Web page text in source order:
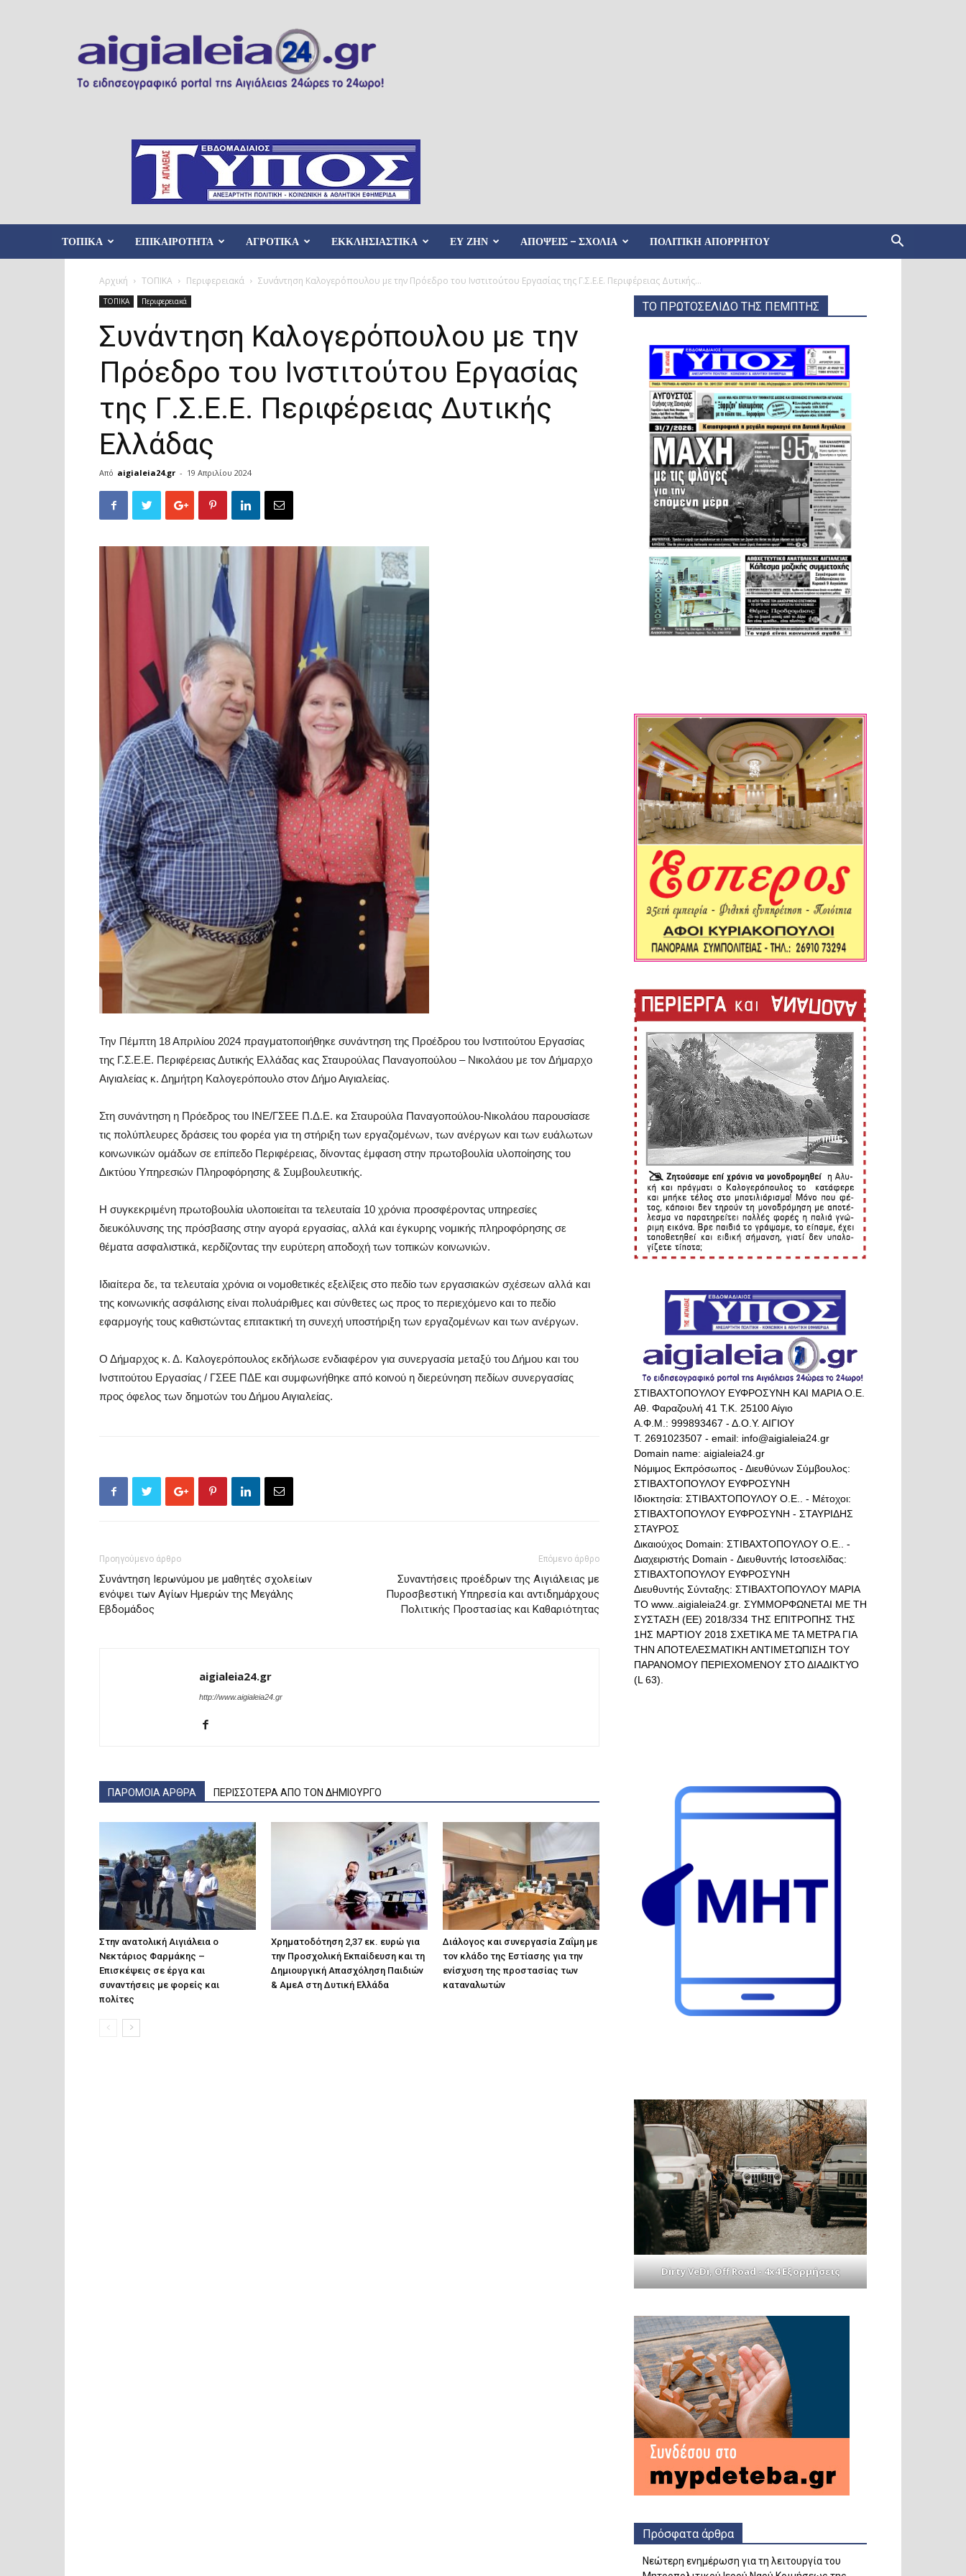
ΤΟΠΙΚΑ ΕΠΙΚΑΙΡΟΤΗΤΑ ΑΓΡΟΤΙΚΑ ΕΚΚΛΗΣΙΑΣΤΙΚΑ ΕΥ ΖΗΝ ΑΠΟΨΕΙΣ – ΣΧΟΛΙΑ ΠΟΛΙΤΙΚΉ ΑΠΟΡΡΉΤΟΥ
Αρχική ΤΟΠΙΚΑ Περιφερειακά Συνάντηση Καλογερόπουλου με την Πρόεδρο του Ινστιτούτου Εργασίας της Γ.Σ.Ε.Ε. Περιφέρειας Δυτικής...
ΤΟΠΙΚΑ Περιφερειακά
Συνάντηση Καλογερόπουλου με την
Πρόεδρο του Ινστιτούτου Εργασίας
της Γ.Σ.Ε.Ε. Περιφέρειας Δυτικής
Ελλάδας
Από aigialeia24.gr - 19 Απριλίου 2024
Την Πέμπτη 18 Απριλίου 2024 πραγματοποιήθηκε συνάντηση της Προέδρου του Ινστιτούτου Εργασίας
της Γ.Σ.Ε.Ε. Περιφέρειας Δυτικής Ελλάδας κας Σταυρούλας Παναγοπούλου – Νικολάου με τον Δήμαρχο
Αιγιαλείας κ. Δημήτρη Καλογερόπουλο στον Δήμο Αιγιαλείας.
Στη συνάντηση η Πρόεδρος του ΙΝΕ/ΓΣΕΕ Π.Δ.Ε. κα Σταυρούλα Παναγοπούλου-Νικολάου παρουσίασε
τις πολύπλευρες δράσεις του φορέα για τη στήριξη των εργαζομένων, των ανέργων και των ευάλωτων
κοινωνικών ομάδων σε επίπεδο Περιφέρειας, δίνοντας έμφαση στην πρωτοβουλία υλοποίησης του
Δικτύου Υπηρεσιών Πληροφόρησης & Συμβουλευτικής.
Η συγκεκριμένη πρωτοβουλία υλοποιείται τα τελευταία 10 χρόνια προσφέροντας υπηρεσίες
διευκόλυνσης της πρόσβασης στην αγορά εργασίας, αλλά και έγκυρης νομικής πληροφόρησης σε
θέματα ασφαλιστικά, κερδίζοντας την ευρύτερη αποδοχή των τοπικών κοινωνιών.
Ιδιαίτερα δε, τα τελευταία χρόνια οι νομοθετικές εξελίξεις στο πεδίο των εργασιακών σχέσεων αλλά και
της κοινωνικής ασφάλισης είναι πολυάριθμες και σύνθετες ως προς το περιεχόμενο και το πεδίο
εφαρμογής τους καθιστώντας επιτακτική τη συνεχή υποστήριξη των εργαζομένων και των ανέργων.
Ο Δήμαρχος κ. Δ. Καλογερόπουλος εκδήλωσε ενδιαφέρον για συνεργασία μεταξύ του Δήμου και του
Ινστιτούτου Εργασίας / ΓΣΕΕ ΠΔΕ και συμφωνήθηκε από κοινού η διερεύνηση πεδίων συνεργασίας
προς όφελος των δημοτών του Δήμου Αιγιαλείας.
Προηγούμενο άρθρο
Συνάντηση Ιερωνύμου με μαθητές σχολείων
ενόψει των Αγίων Ημερών της Μεγάλης
Εβδομάδος
Επόμενο άρθρο
Συναντήσεις προέδρων της Αιγιάλειας με
Πυροσβεστική Υπηρεσία και αντιδημάρχους
Πολιτικής Προστασίας και Καθαριότητας
aigialeia24.gr
http://www.aigialeia24.gr
ΠΑΡΟΜΟΙΑ ΑΡΘΡΑ ΠΕΡΙΣΣΟΤΕΡΑ ΑΠΟ ΤΟΝ ΔΗΜΙΟΥΡΓΟ
Στην ανατολική Αιγιάλεια ο
Νεκτάριος Φαρμάκης –
Επισκέψεις σε έργα και
συναντήσεις με φορείς και
πολίτες
Χρηματοδότηση 2,37 εκ. ευρώ για
την Προσχολική Εκπαίδευση και τη
Δημιουργική Απασχόληση Παιδιών
& ΑμεΑ στη Δυτική Ελλάδα
Διάλογος και συνεργασία Ζαΐμη με
τον κλάδο της Εστίασης για την
ενίσχυση της προστασίας των
καταναλωτών
ΤΟ ΠΡΩΤΟΣΕΛΙΔΟ ΤΗΣ ΠΕΜΠΤΗΣ
ΣΤΙΒΑΧΤΟΠΟΥΛΟΥ ΕΥΦΡΟΣΥΝΗ ΚΑΙ ΜΑΡΙΑ Ο.Ε.
Αθ. Φαραζουλή 41 Τ.Κ. 25100 Αίγιο
Α.Φ.Μ.: 999893467 - Δ.Ο.Υ. ΑΙΓΙΟΥ
Τ. 2691023507 - email: info@aigialeia24.gr
Domain name: aigialeia24.gr
Νόμιμος Εκπρόσωπος - Διευθύνων Σύμβουλος:
ΣΤΙΒΑΧΤΟΠΟΥΛΟΥ ΕΥΦΡΟΣΥΝΗ
Ιδιοκτησία: ΣΤΙΒΑΧΤΟΠΟΥΛΟΥ Ο.Ε.. - Μέτοχοι:
ΣΤΙΒΑΧΤΟΠΟΥΛΟΥ ΕΥΦΡΟΣΥΝΗ - ΣΤΑΥΡΙΔΗΣ
ΣΤΑΥΡΟΣ
Δικαιούχος Domain: ΣΤΙΒΑΧΤΟΠΟΥΛΟΥ Ο.Ε.. -
Διαχειριστής Domain - Διευθυντής Ιστοσελίδας:
ΣΤΙΒΑΧΤΟΠΟΥΛΟΥ ΕΥΦΡΟΣΥΝΗ
Διευθυντής Σύνταξης: ΣΤΙΒΑΧΤΟΠΟΥΛΟΥ ΜΑΡΙΑ
ΤΟ www..aigialeia24.gr. ΣΥΜΜΟΡΦΩΝΕΤΑΙ ΜΕ ΤΗ
ΣΥΣΤΑΣΗ (ΕΕ) 2018/334 ΤΗΣ ΕΠΙΤΡΟΠΗΣ ΤΗΣ
1ΗΣ ΜΑΡΤΙΟΥ 2018 ΣΧΕΤΙΚΑ ΜΕ ΤΑ ΜΕΤΡΑ ΓΙΑ
ΤΗΝ ΑΠΟΤΕΛΕΣΜΑΤΙΚΗ ΑΝΤΙΜΕΤΩΠΙΣΗ ΤΟΥ
ΠΑΡΑΝΟΜΟΥ ΠΕΡΙΕΧΟΜΕΝΟΥ ΣΤΟ ΔΙΑΔΙΚΤΥΟ
(L 63).
Dirty VeDi, Off Road - 4x4 Εξορμήσεις
Πρόσφατα άρθρα
Νεώτερη ενημέρωση για τη λειτουργία του